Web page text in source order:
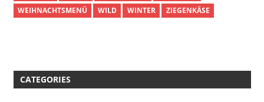
WEIHNACHTSMENÜ
WILD WINTER ZIEGENKÄSE
CATEGORIES